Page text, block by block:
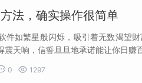
法，确实操作很简单
件如繁星般闪烁，吸引着无数渴望
震天响，信誓旦旦地承诺能让你日赚
0  1297